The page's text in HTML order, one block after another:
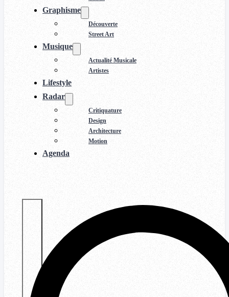
Graphisme
Découverte
Street Art
Musique
Actualité Musicale
Artistes
Lifestyle
Radar
Critiquature
Design
Architecture
Motion
Agenda